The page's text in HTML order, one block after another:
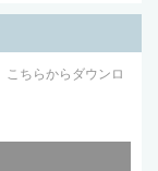
ちらからダウンロ